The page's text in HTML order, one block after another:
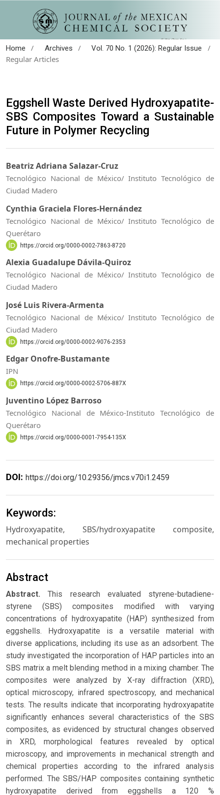
Home / Archives / Vol. 70 No. 1 (2026): Regular Issue
/
Regular Articles
Eggshell Waste Derived Hydroxyapatite-
SBS Composites Toward a Sustainable
Future in Polymer Recycling
Beatriz Adriana Salazar‑Cruz
Tecnológico Nacional de México/ Instituto Tecnológico de
Ciudad Madero
Cynthia Graciela Flores‑Hernández
Tecnológico Nacional de México/ Instituto Tecnológico de
Querétaro
https://orcid.org/0000-0002-7863-8720
Alexia Guadalupe Dávila-Quiroz
Tecnológico Nacional de México/ Instituto Tecnológico de
Ciudad Madero
José Luis Rivera‑Armenta
Tecnológico Nacional de México/ Instituto Tecnológico de
Ciudad Madero
https://orcid.org/0000-0002-9076-2353
Edgar Onofre-Bustamante
IPN
https://orcid.org/0000-0002-5706-887X
Juventino López Barroso
Tecnológico Nacional de México-Instituto Tecnológico de
Querétaro
https://orcid.org/0000-0001-7954-135X
DOI: https://doi.org/10.29356/jmcs.v70i1.2459
Keywords:
Hydroxyapatite, SBS/hydroxyapatite composite,
mechanical properties
Abstract
Abstract. This research evaluated styrene-butadiene-
styrene (SBS) composites modified with varying
concentrations of hydroxyapatite (HAP) synthesized from
eggshells. Hydroxyapatite is a versatile material with
diverse applications, including its use as an adsorbent. The
study investigated the incorporation of HAP particles into an
SBS matrix a melt blending method in a mixing chamber. The
composites were analyzed by X-ray diffraction (XRD),
optical microscopy, infrared spectroscopy, and mechanical
tests. The results indicate that incorporating hydroxyapatite
significantly enhances several characteristics of the SBS
composites, as evidenced by structural changes observed
in XRD, morphological features revealed by optical
microscopy, and improvements in mechanical strength and
chemical properties according to the infrared analysis
performed. The SBS/HAP composites containing synthetic
hydroxyapatite derived from eggshells a 120 %